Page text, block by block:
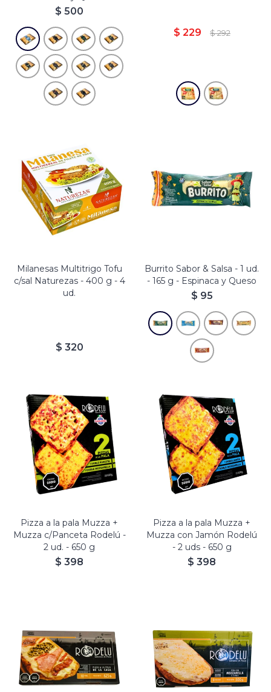
$ 500
$ 229 $ 292
Milanesas Multitrigo Tofu
c/sal Naturezas - 400 g - 4
ud.
$ 320
Burrito Sabor & Salsa - 1 ud.
- 165 g - Espinaca y Queso
$ 95
Pizza a la pala Muzza +
Muzza c/Panceta Rodelú -
2 ud. - 650 g
$ 398
Pizza a la pala Muzza +
Muzza con Jamón Rodelú
- 2 uds - 650 g
$ 398